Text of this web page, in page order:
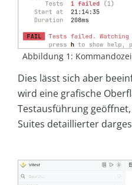
Abbildung 1:
Dies lässt sich aber
wird eine grafische
Testausführung
Suites detaillierter